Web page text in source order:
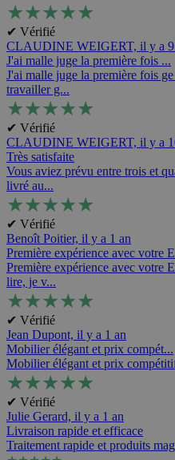
★★★★★
✔ Vérifié
CLAUDINE WEIGERT, il y a
J'ai malle juge la première fois ...
J'ai malle juge la première fois
travailler g...
★★★★★
✔ Vérifié
CLAUDINE WEIGERT, il y a
Très satisfaite
Vous aviez prévu entre trois et
livré au...
★★★★★
✔ Vérifié
Benoît Poitier, il y a 1 an
Première expérience avec votre
Première expérience avec votre
lire, je v...
★★★★★
✔ Vérifié
Jean Dupont, il y a 1 an
Mobilier élégant et prix compét...
Mobilier élégant et prix
★★★★★
✔ Vérifié
Julie Gerard, il y a 1 an
Livraison rapide et efficace
Traitement rapide et produits